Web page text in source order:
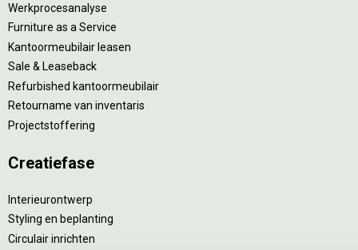
Werkprocesanalyse
Furniture as a Service
Kantoormeubilair leasen
Sale & Leaseback
Refurbished kantoormeubilair
Retourname van inventaris
Projectstoffering
Creatiefase
Interieurontwerp
Styling en beplanting
Circulair inrichten